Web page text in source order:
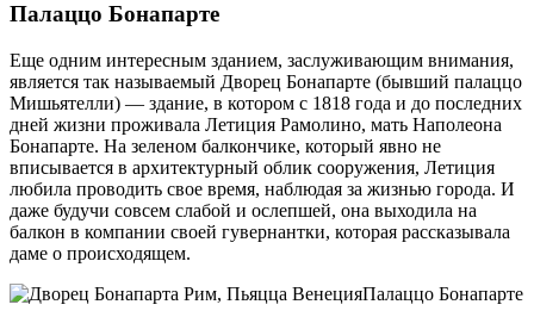
Палаццо Бонапарте
Еще одним интересным зданием, заслуживающим внимания,
является так называемый Дворец Бонапарте (бывший палаццо
Мишьятелли) — здание, в котором с 1818 года и до последних
дней жизни проживала Летиция Рамолино, мать Наполеона
Бонапарте. На зеленом балкончике, который явно не
вписывается в архитектурный облик сооружения, Летиция
любила проводить свое время, наблюдая за жизнью города. И
даже будучи совсем слабой и ослепшей, она выходила на
балкон в компании своей гувернантки, которая рассказывала
даме о происходящем.
Палаццо Бонапарте